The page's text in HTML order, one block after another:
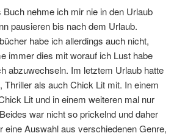
Buch nehme ich mir nie in den Urlaub
pausieren bis nach dem Urlaub.
habe ich allerdings auch nicht,
immer dies mit worauf ich Lust habe
abzuwechseln. Im letztem Urlaub hatte
Thriller als auch Chick Lit mit. In einem
Lit und in einem weiteren mal nur
war nicht so prickelnd und daher
eine Auswahl aus verschiedenen Genre,